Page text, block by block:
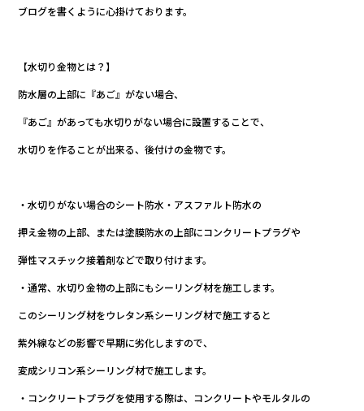
ブログを書くように心掛けております。
【水切り金物とは？】
防水層の上部に『あご』がない場合、
『あご』があっても水切りがない場合に設置することで、
水切りを作ることが出来る、後付けの金物です。
・水切りがない場合のシート防水・アスファルト防水の
押え金物の上部、または塗膜防水の上部にコンクリートプラグや
弾性マスチック接着剤などで取り付けます。
・通常、水切り金物の上部にもシーリング材を施工します。
このシーリング材をウレタン系シーリング材で施工すると
紫外線などの影響で早期に劣化しますので、
変成シリコン系シーリング材で施工します。
・コンクリートプラグを使用する際は、コンクリートやモルタルの